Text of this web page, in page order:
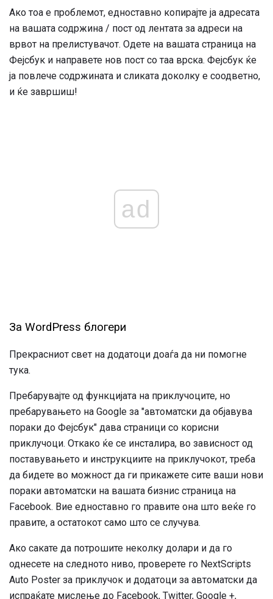
Ако тоа е проблемот, едноставно копирајте ја адресата
на вашата содржина / пост од лентата за адреси на
врвот на прелистувачот. Одете на вашата страница на
Фејсбук и направете нов пост со таа врска. Фејсбук ќе
ја повлече содржината и сликата доколку е соодветно,
и ќе завршиш!
ad
За WordPress блогери
Прекрасниот свет на додатоци доаѓа да ни помогне
тука.
Пребарувајте од функцијата на приклучоците, но
пребарувањето на Google за "автоматски да објавува
пораки до Фејсбук" дава страници со корисни
приклучоци. Откако ќе се инсталира, во зависност од
поставувањето и инструкциите на приклучокот, треба
да бидете во можност да ги прикажете сите ваши нови
пораки автоматски на вашата бизнис страница на
Facebook. Вие едноставно го правите она што веќе го
правите, а остатокот само што се случува.
Ако сакате да потрошите неколку долари и да го
однесете на следното ниво, проверете го NextScripts
Auto Poster за приклучок и додатоци за автоматски да
испраќате мислење до Facebook, Twitter, Google +,